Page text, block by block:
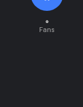
۰